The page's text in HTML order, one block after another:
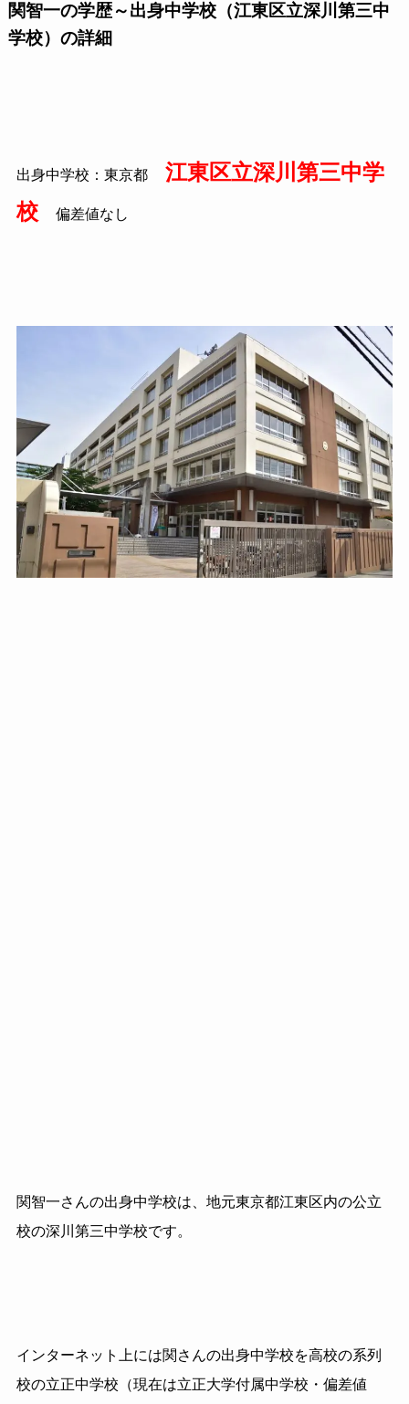
関智一の学歴～出身中学校（江東区立深川第三中
学校）の詳細
出身中学校：東京都
江東区立深川第三中学
校
偏差値なし
関智一さんの出身中学校は、地元東京都江東区内の公立
校の深川第三中学校です。
インターネット上には関さんの出身中学校を高校の系列
校の立正中学校（現在は立正大学付属中学校・偏差値